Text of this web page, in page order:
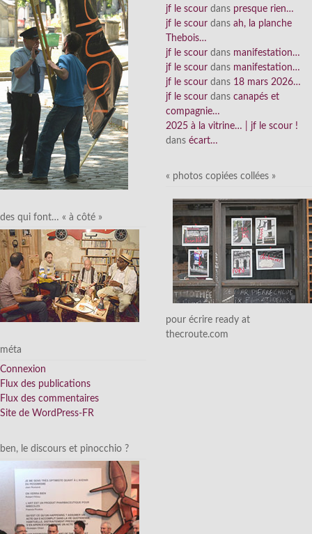
des qui font… « à côté »
méta
Connexion
Flux des publications
Flux des commentaires
Site de WordPress-FR
ben, le discours et pinocchio ?
jf le scour dans presque rien…
jf le scour dans ah, la planche
Thebois…
jf le scour dans manifestation…
jf le scour dans manifestation…
jf le scour dans 18 mars 2026…
jf le scour dans canapés et
compagnie…
2025 à la vitrine… | jf le scour !
dans écart…
« photos copiées collées »
pour écrire ready at
thecroute.com